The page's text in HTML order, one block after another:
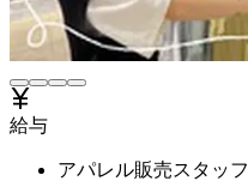
給与
アパレル販売スタッフ